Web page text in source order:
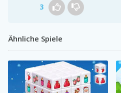
3
Ähnliche Spiele